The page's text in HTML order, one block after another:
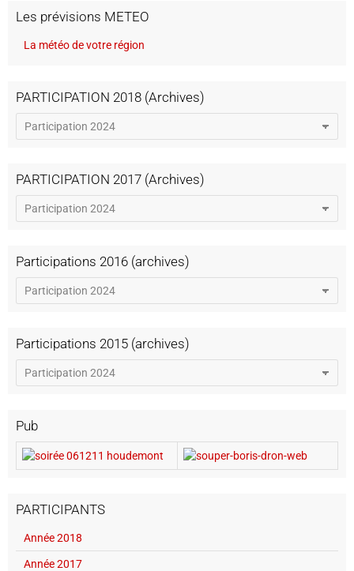
Les prévisions METEO
La météo de votre région
PARTICIPATION 2018 (Archives)
PARTICIPATION 2017 (Archives)
Participations 2016 (archives)
Participations 2015 (archives)
Pub
PARTICIPANTS
Année 2018
Année 2017